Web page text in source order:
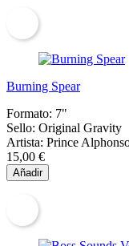
Burning Spear
Formato: 7"
Sello: Original Gravity
Artista: Prince
15,00 €
Añadir